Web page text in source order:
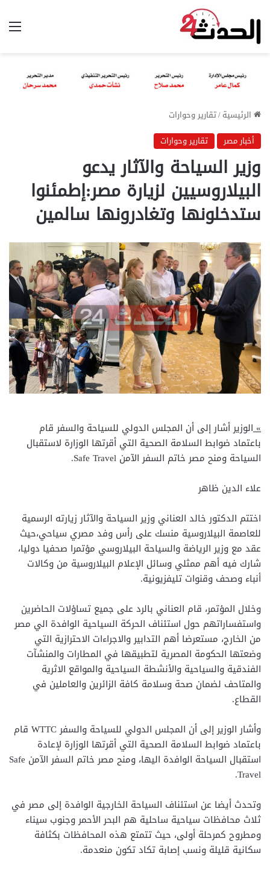
الرئيسية/تقارير وحوارات
أخبار مصر
تقارير وحوارات
وزير السياحة والآثار يدعو
البيلاروسيين لزيارة مصر:إطمئنوا
ستدخلونها وتغادرونها سالمين
»الوزير أشار إلى أن المجلس الدولي للسياحة والسفر قام
باعتماد ضوابط السلامة الصحية التي أقرتها الوزارة لاستقبال
السياحة ومنح مصر خاتم السفر الآمن Safe Travel.
علاء الدين ظاهر
اختتم الدكتور خالد العناني وزير السياحة والآثار زيارته الرسمية
للعاصمة البيلاروسية منسك على رأس وفد مصري سياحي،حيث
عقد مع وزير الرياضة والسياحة البيلاروسي مؤتمرا صحفيا دوليا،
شارك فيه أهم ممثلي وسائل الإعلام البيلاروسية من وكالات
أنباء وصحف وقنوات تليفزيونية.
وخلال المؤتمر، قام العناني بالرد على جميع تساؤلات الحاضرين
واستفساراتهم حول استئناف الحركة السياحية الوافدة الي مصر
من الخارج، مستعرضا أهم التدابير والاجراءات الاحترازية التي
وضعتها الحكومة المصرية لتطبيقها في المطارات والمنشآت
الفندقية والسياحية والأنشطة السياحية والمواقع الاثرية
والمتاحف لضمان صحة وسلامة كافة الزائرين والعاملين في
القطاع.
وأشار الوزير إلى أن المجلس الدولي للسياحة والسفر WTTC قام
باعتماد ضوابط السلامة الصحية التي أقرتها الوزارة لإعادة
استقبال السياحة الوافدة اليها، ومنح مصر خاتم السفر الآمن Safe
Travel.
وتحدث أيضا عن استئناف السياحة الخارجية الوافدة إلى مصر في
ثلاث محافظات سياحية ساحلية هم البحر الأحمر وجنوب سيناء
ومطروح كمرحلة أولى، حيث تتمتع هذه المحافظات بكثافة
سكانية قليلة ونسب إصابة تكاد تكون منعدمة.